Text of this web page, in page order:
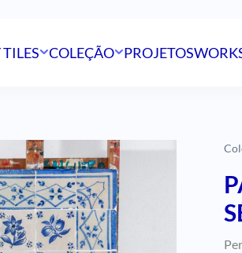
COLEÇÃO PROJETOS